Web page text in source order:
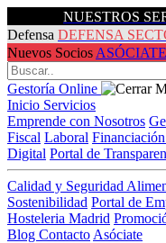
NUESTROS
Defensa DEFENSA
Nuevos Socios
Gestoría Online
Inicio Servicios
Emprende con Nosotros
Fiscal Laboral
Digital Portal de
Calidad y Seguridad
Sostenibilidad Portal de
Hosteleria Madrid
Blog Contacto Asóciate